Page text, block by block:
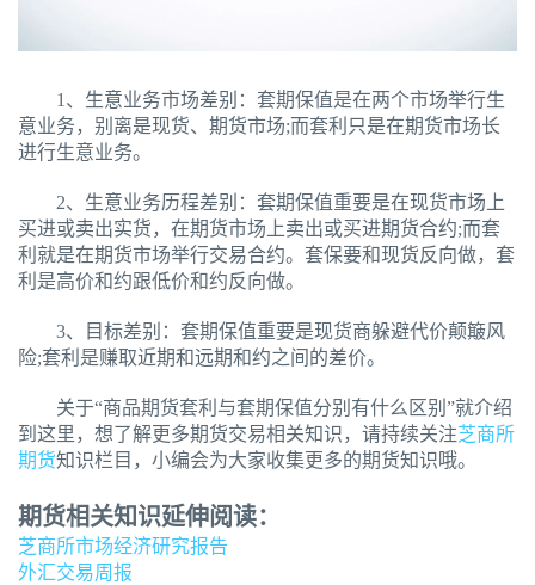
1、生意业务市场差别：套期保值是在两个市场举行生
意业务，别离是现货、期货市场;而套利只是在期货市场长
进行生意业务。
2、生意业务历程差别：套期保值重要是在现货市场上
买进或卖出实货，在期货市场上卖出或买进期货合约;而套
利就是在期货市场举行交易合约。套保要和现货反向做，套
利是高价和约跟低价和约反向做。
3、目标差别：套期保值重要是现货商躲避代价颠簸风
险;套利是赚取近期和远期和约之间的差价。
关于“商品期货套利与套期保值分别有什么区别”就介绍
到这里，想了解更多期货交易相关知识，请持续关注芝商所
期货知识栏目，小编会为大家收集更多的期货知识哦。
期货相关知识延伸阅读：
芝商所市场经济研究报告
外汇交易周报